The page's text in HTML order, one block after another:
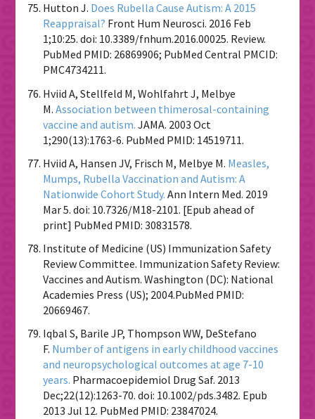
Hutton J. Does Rubella Cause Autism: A 2015
Reappraisal? Front Hum Neurosci. 2016 Feb
1;10:25. doi: 10.3389/fnhum.2016.00025. Review.
PubMed PMID: 26869906; PubMed Central PMCID:
PMC4734211.
Hviid A, Stellfeld M, Wohlfahrt J, Melbye
M. Association between thimerosal-containing
vaccine and autism. JAMA. 2003 Oct
1;290(13):1763-6. PubMed PMID: 14519711.
Hviid A, Hansen JV, Frisch M, Melbye M. Measles,
Mumps, Rubella Vaccination and Autism: A
Nationwide Cohort Study. Ann Intern Med. 2019
Mar 5. doi: 10.7326/M18-2101. [Epub ahead of
print] PubMed PMID: 30831578.
Institute of Medicine (US) Immunization Safety
Review Committee. Immunization Safety Review:
Vaccines and Autism. Washington (DC): National
Academies Press (US); 2004.PubMed PMID:
20669467.
Iqbal S, Barile JP, Thompson WW, DeStefano
F. Number of antigens in early childhood vaccines
and neuropsychological outcomes at age 7-10
years. Pharmacoepidemiol Drug Saf. 2013
Dec;22(12):1263-70. doi: 10.1002/pds.3482. Epub
2013 Jul 12. PubMed PMID: 23847024.